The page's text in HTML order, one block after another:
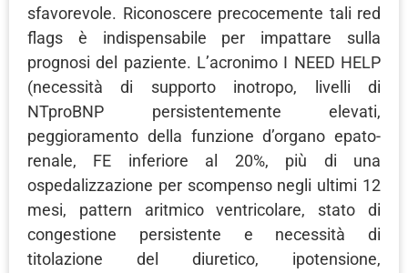
sfavorevole. Riconoscere precocemente tali red
flags è indispensabile per impattare sulla
prognosi del paziente. L’acronimo I NEED HELP
(necessità di supporto inotropo, livelli di
NTproBNP persistentemente elevati,
peggioramento della funzione d’organo epato-
renale, FE inferiore al 20%, più di una
ospedalizzazione per scompenso negli ultimi 12
mesi, pattern aritmico ventricolare, stato di
congestione persistente e necessità di
titolazione del diuretico, ipotensione,